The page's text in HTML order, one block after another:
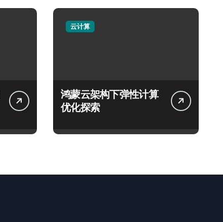
云计算
鸿蒙云架构下弹性计算
优化探索